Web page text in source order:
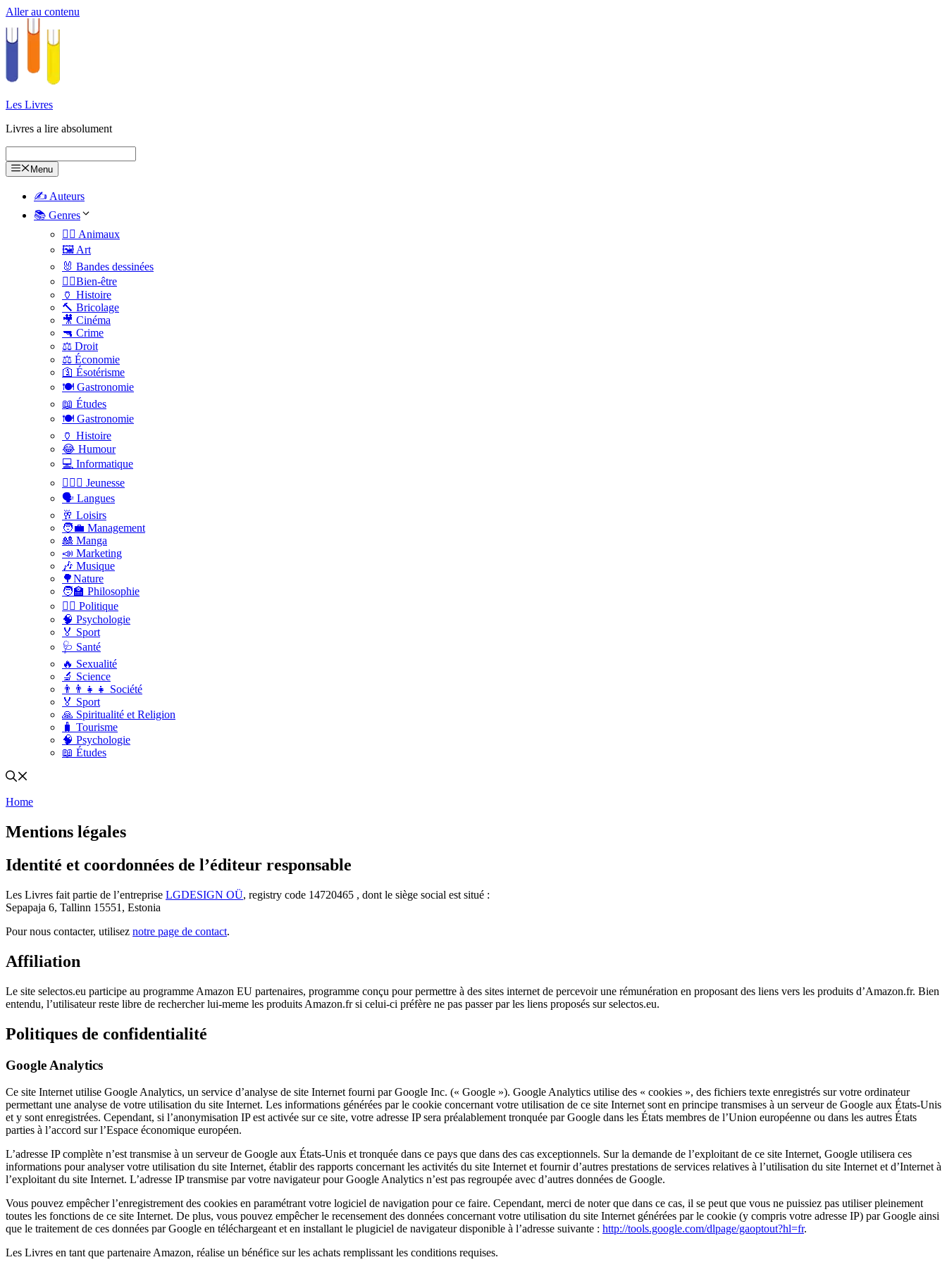
Aller au contenu
Les Livres
Livres a lire absolument
Menu
✍️ Auteurs
📚 Genres
🐕‍🦺 Animaux
🖼️ Art
🐰 Bandes dessinées
🧑‍⚕️Bien-être
🏺 Histoire
🔨 Bricolage
🎥 Cinéma
🔫 Crime
⚖️ Droit
⚖️ Économie
🛐 Ésotérisme
🍽️ Gastronomie
📖 Études
🍽️ Gastronomie
🏺 Histoire
😂 Humour
💻 Informatique
🤸🏽‍♀️ Jeunesse
🗣 Langues
🥂 Loisirs
🧑‍💼 Management
🎎 Manga
📣 Marketing
🎶 Musique
🌳Nature
🧑‍🏫 Philosophie
👨‍⚖️ Politique
🧠 Psychologie
🏅 Sport
🩺 Santé
🔥 Sexualité
🔬 Science
👨‍👨‍👧‍👧 Société
🏅 Sport
🙏 Spiritualité et Religion
🧳 Tourisme
🧠 Psychologie
📖 Études
Home
Mentions légales
Identité et coordonnées de l’éditeur responsable
Les Livres fait partie de l’entreprise LGDESIGN OÜ, registry code 14720465 , dont le siège social est situé :
Sepapaja 6, Tallinn 15551, Estonia
Pour nous contacter, utilisez notre page de contact.
Affiliation
Le site selectos.eu participe au programme Amazon EU partenaires, programme conçu pour permettre à des sites internet de percevoir une rémunération en proposant des liens vers les produits d’Amazon.fr. Bien
entendu, l’utilisateur reste libre de rechercher lui-meme les produits Amazon.fr si celui-ci préfère ne pas passer par les liens proposés sur selectos.eu.
Politiques de confidentialité
Google Analytics
Ce site Internet utilise Google Analytics, un service d’analyse de site Internet fourni par Google Inc. (« Google »). Google Analytics utilise des « cookies », des fichiers texte enregistrés sur votre ordinateur
permettant une analyse de votre utilisation du site Internet. Les informations générées par le cookie concernant votre utilisation de ce site Internet sont en principe transmises à un serveur de Google aux États-Unis
et y sont enregistrées. Cependant, si l’anonymisation IP est activée sur ce site, votre adresse IP sera préalablement tronquée par Google dans les États membres de l’Union européenne ou dans les autres États
parties à l’accord sur l’Espace économique européen.
L’adresse IP complète n’est transmise à un serveur de Google aux États-Unis et tronquée dans ce pays que dans des cas exceptionnels. Sur la demande de l’exploitant de ce site Internet, Google utilisera ces
informations pour analyser votre utilisation du site Internet, établir des rapports concernant les activités du site Internet et fournir d’autres prestations de services relatives à l’utilisation du site Internet et d’Internet à
l’exploitant du site Internet. L’adresse IP transmise par votre navigateur pour Google Analytics n’est pas regroupée avec d’autres données de Google.
Vous pouvez empêcher l’enregistrement des cookies en paramétrant votre logiciel de navigation pour ce faire. Cependant, merci de noter que dans ce cas, il se peut que vous ne puissiez pas utiliser pleinement
toutes les fonctions de ce site Internet. De plus, vous pouvez empêcher le recensement des données concernant votre utilisation du site Internet générées par le cookie (y compris votre adresse IP) par Google ainsi
que le traitement de ces données par Google en téléchargeant et en installant le plugiciel de navigateur disponible à l’adresse suivante : http://tools.google.com/dlpage/gaoptout?hl=fr.
Les Livres en tant que partenaire Amazon, réalise un bénéfice sur les achats remplissant les conditions requises.